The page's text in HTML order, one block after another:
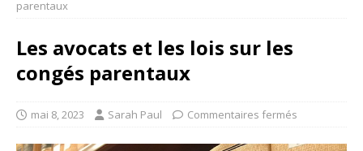
parentaux
Les avocats et les lois sur les
congés parentaux
mai 8, 2023 Sarah Paul Commentaires fermés